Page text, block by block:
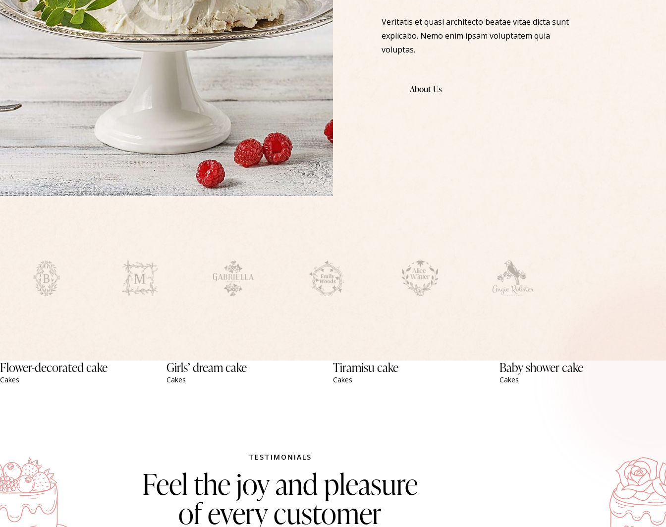
Veritatis et quasi architecto beatae vitae dicta sunt
explicabo. Nemo enim ipsam voluptatem quia
voluptas.
About Us
Flower-decorated cake
Cakes
Girls’ dream cake
Cakes
Tiramisu cake
Cakes
Baby shower cake
Cakes
TESTIMONIALS
Feel the joy and pleasure
of every customer